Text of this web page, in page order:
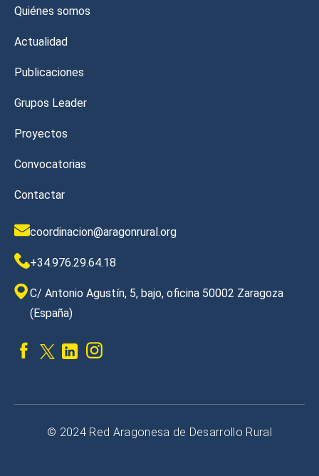
Quiénes somos
Actualidad
Publicaciones
Grupos Leader
Proyectos
Convocatorias
Contactar
coordinacion@aragonrural.org
+34.976.29.64.18
C/ Antonio Agustín, 5, bajo, oficina 50002 Zaragoza
(España)
© 2024 Red Aragonesa de Desarrollo Rural